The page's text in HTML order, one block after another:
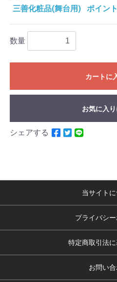
三善化粧品(舞台用)
ポイン
数量
カートに
お気に入
シェアする
当サイト
プライバシ
特定商取引法
お問い